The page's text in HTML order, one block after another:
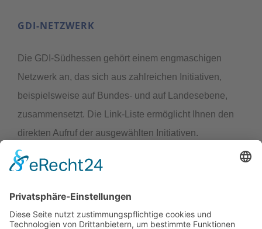
GDI-NETZWERK
Die GDI-Südhessen gehört einem engmaschigen
Netzwerk an, das sich aus zahlreichen Initiativen,
beispielsweise auf Bundes- und auf Landesebene,
zusammensetzt. Die Link-Liste ermöglicht Ihnen den
direkten Aufruf der ausgewählten Initiativen.
Geodateninfrastruktur Deutschland (GDI-DE)